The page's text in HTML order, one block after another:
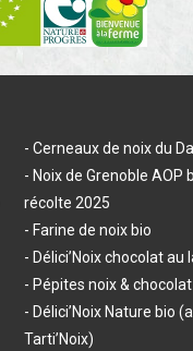
Cerneaux de noix du
Noix de Grenoble AOP
récolte 2025
Farine de noix bio
Délici’Noix chocolat au
Pépites noix &
Délici’Noix Nature bio
Tarti’Noix)